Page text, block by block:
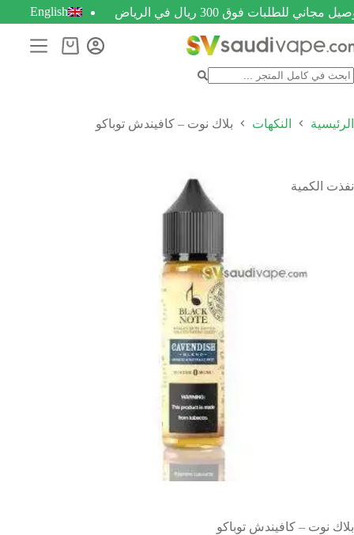
مجاني للطلبات فوق 300 ريال في الرياض English
الرئيسية النكهات بلاك نوت – كافيندش توباكو
نفذت الكمية
بلاك نوت – كافيندش توباكو